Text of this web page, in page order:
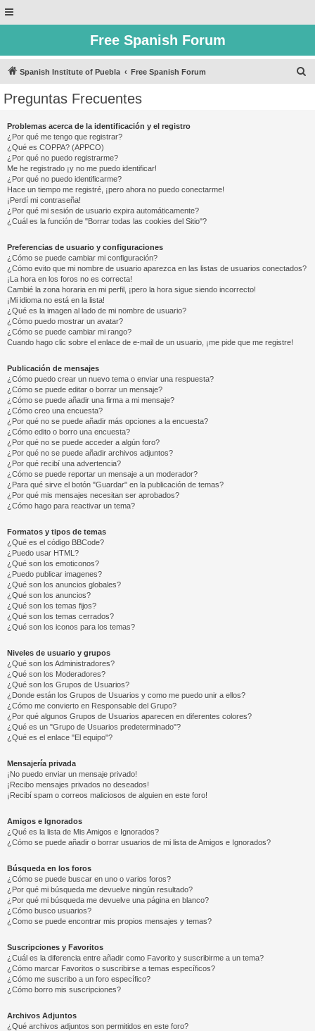
Free Spanish Forum
Spanish Institute of Puebla Free Spanish Forum
Preguntas Frecuentes
Problemas acerca de la identificación y el registro
¿Por qué me tengo que registrar?
¿Qué es COPPA? (APPCO)
¿Por qué no puedo registrarme?
Me he registrado ¡y no me puedo identificar!
¿Por qué no puedo identificarme?
Hace un tiempo me registré, ¡pero ahora no puedo conectarme!
¡Perdí mi contraseña!
¿Por qué mi sesión de usuario expira automáticamente?
¿Cuál es la función de "Borrar todas las cookies del Sitio"?
Preferencias de usuario y configuraciones
¿Cómo se puede cambiar mi configuración?
¿Cómo evito que mi nombre de usuario aparezca en las listas de usuarios conectados?
¡La hora en los foros no es correcta!
Cambié la zona horaria en mi perfil, ¡pero la hora sigue siendo incorrecto!
¡Mi idioma no está en la lista!
¿Qué es la imagen al lado de mi nombre de usuario?
¿Cómo puedo mostrar un avatar?
¿Cómo se puede cambiar mi rango?
Cuando hago clic sobre el enlace de e-mail de un usuario, ¡me pide que me registre!
Publicación de mensajes
¿Cómo puedo crear un nuevo tema o enviar una respuesta?
¿Cómo se puede editar o borrar un mensaje?
¿Cómo se puede añadir una firma a mi mensaje?
¿Cómo creo una encuesta?
¿Por qué no se puede añadir más opciones a la encuesta?
¿Cómo edito o borro una encuesta?
¿Por qué no se puede acceder a algún foro?
¿Por qué no se puede añadir archivos adjuntos?
¿Por qué recibí una advertencia?
¿Cómo se puede reportar un mensaje a un moderador?
¿Para qué sirve el botón "Guardar" en la publicación de temas?
¿Por qué mis mensajes necesitan ser aprobados?
¿Cómo hago para reactivar un tema?
Formatos y tipos de temas
¿Qué es el código BBCode?
¿Puedo usar HTML?
¿Qué son los emoticonos?
¿Puedo publicar imagenes?
¿Qué son los anuncios globales?
¿Qué son los anuncios?
¿Qué son los temas fijos?
¿Qué son los temas cerrados?
¿Qué son los iconos para los temas?
Niveles de usuario y grupos
¿Qué son los Administradores?
¿Qué son los Moderadores?
¿Qué son los Grupos de Usuarios?
¿Donde están los Grupos de Usuarios y como me puedo unir a ellos?
¿Cómo me convierto en Responsable del Grupo?
¿Por qué algunos Grupos de Usuarios aparecen en diferentes colores?
¿Qué es un "Grupo de Usuarios predeterminado"?
¿Qué es el enlace "El equipo"?
Mensajería privada
¡No puedo enviar un mensaje privado!
¡Recibo mensajes privados no deseados!
¡Recibí spam o correos maliciosos de alguien en este foro!
Amigos e Ignorados
¿Qué es la lista de Mis Amigos e Ignorados?
¿Cómo se puede añadir o borrar usuarios de mi lista de Amigos e Ignorados?
Búsqueda en los foros
¿Cómo se puede buscar en uno o varios foros?
¿Por qué mi búsqueda me devuelve ningún resultado?
¿Por qué mi búsqueda me devuelve una página en blanco?
¿Cómo busco usuarios?
¿Como se puede encontrar mis propios mensajes y temas?
Suscripciones y Favoritos
¿Cuál es la diferencia entre añadir como Favorito y suscribirme a un tema?
¿Cómo marcar Favoritos o suscribirse a temas específicos?
¿Cómo me suscribo a un foro específico?
¿Cómo borro mis suscripciones?
Archivos Adjuntos
¿Qué archivos adjuntos son permitidos en este foro?